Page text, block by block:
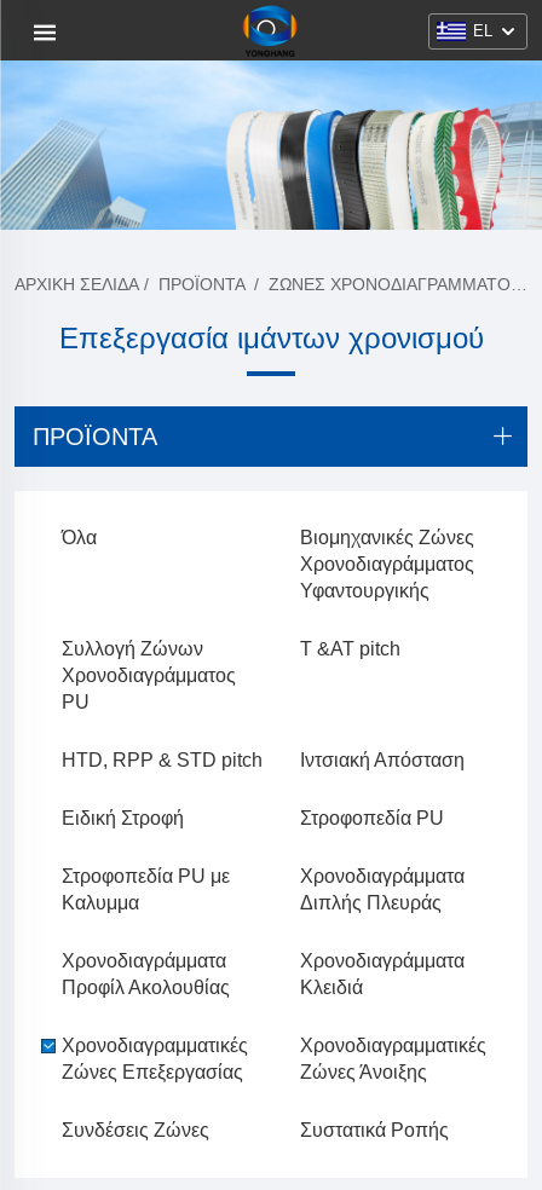
EL
ΑΡΧΙΚΉ ΣΕΛΊΔΑ / ΠΡΟΪΌΝΤΑ/ ΖΏΝΕΣ ΧΡΟΝΟΔΙΑΓΡΆΜΜΑΤΟΣ PU
Επεξεργασία ιμάντων χρονισμού
ΠΡΟΪΌΝΤΑ
Όλα
Βιομηχανικές Ζώνες
Χρονοδιαγράμματος
Υφαντουργικής
Συλλογή Ζώνων
Χρονοδιαγράμματος
PU
T &AT pitch
HTD, RPP & STD pitch Ιντσιακή Απόσταση
Ειδική Στροφή Στροφοπεδία PU
Στροφοπεδία PU με
Καλυμμα
Χρονοδιαγράμματα
Διπλής Πλευράς
Χρονοδιαγράμματα
Προφίλ Ακολουθίας
Χρονοδιαγράμματα
Κλειδιά
Χρονοδιαγραμματικές
Ζώνες Επεξεργασίας
Χρονοδιαγραμματικές
Ζώνες Άνοιξης
Συνδέσεις Ζώνες Συστατικά Ροπής